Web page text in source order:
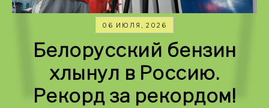
06 ИЮЛЯ, 2026
Белорусский бензин
хлынул в Россию.
Рекорд за рекордом!